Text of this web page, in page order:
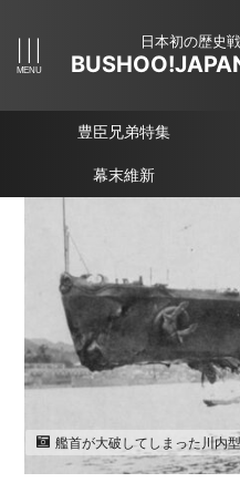
日本初の歴史
豊臣兄弟特集
幕末維新
艦首が大破してしまった川内